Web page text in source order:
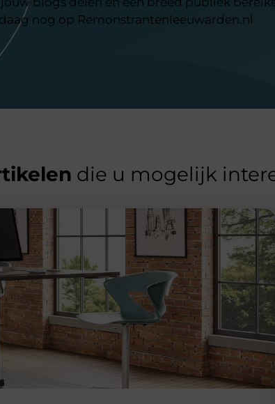
nog op Remonstrantenleeuwarden.nl
die u mogelijk